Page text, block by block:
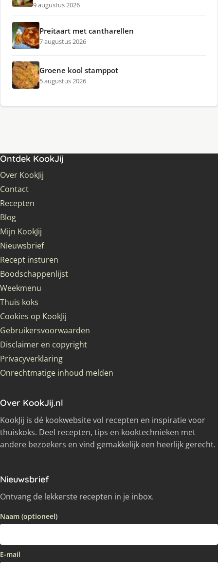
9 augustus 2026
Preitaart met cantharellen
7 augustus 2026
Groene kool stamppot
5 augustus 2026
Ontdek KookJij
Over KookJij
Contact
Recepten
Blog
Mijn KookJij
Nieuwsbrief
Recept insturen
Boodschappenlijst
Weekmenu
Thuis koks
Cookies op KookJij
Gebruikersvoorwaarden
Disclaimer en copyright
Privacyverklaring
Onrechtmatige inhoud melden
Over KookJij.nl
KookJij is dé kookwebsite vol recepten en inspiratie voor
thuiskoks. Deel recepten, tips en kooktechnieken met
andere bezoekers en vind gemakkelijk een heerlijk gerecht.
Nieuwsbrief
Ontvang de lekkerste recepten in je inbox.
Naam (optioneel)
E-mail